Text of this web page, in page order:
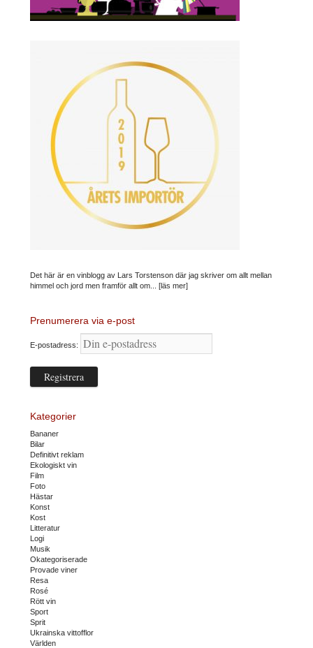
Det här är en vinblogg av Lars Torstenson där jag skriver om allt mellan
himmel och jord men framför allt om... [läs mer]
Prenumerera via e-post
E-postadress:
Kategorier
Bananer
Bilar
Definitivt reklam
Ekologiskt vin
Film
Foto
Hästar
Konst
Kost
Litteratur
Logi
Musik
Okategoriserade
Provade viner
Resa
Rosé
Rött vin
Sport
Sprit
Ukrainska vittofflor
Världen